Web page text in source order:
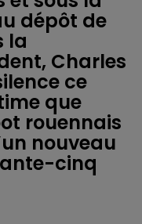
dépôt de
la
Charles
ce
que
rouennais
nouveau
cinq